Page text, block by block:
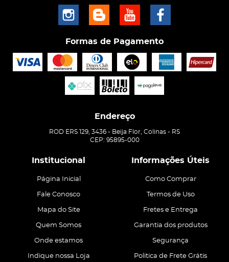
Formas de Pagamento
Endereço
ROD ERS 129, 3436 - Beija Flor, Colinas - RS
CEP: 95895-000
Institucional
Página Inicial
Fale Conosco
Mapa do Site
Quem Somos
Onde estamos
Indique nossa Loja
Informações Úteis
Como Comprar
Termos de Uso
Fretes e Entrega
Garantia dos produtos
Segurança
Politica de Frete Grátis